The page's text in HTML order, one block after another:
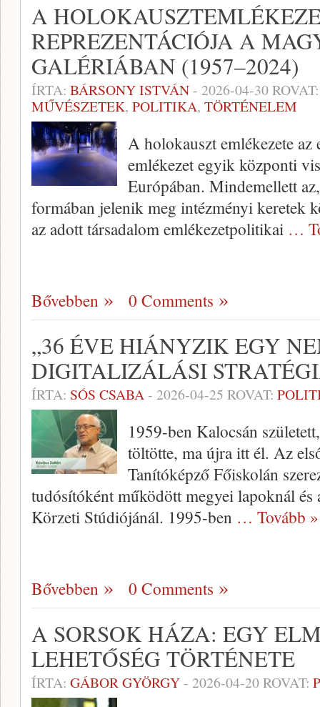
A
REPREZENTÁCIÓJA A
GALÉRIÁBAN (1957–2024)
ÍRTA: BÁRSONY ISTVÁN- 2026-04-30
MŰVÉSZETEK, POLITIKA, TÖRTÉNELEM
A holokauszt emlékezete
emlékezet egyik központi
Európában. Mindemellett
formában jelenik meg intézményi keretek
az adott társadalom emlékezetpolitikai …
Bővebben 0 Comments
„36 ÉVE HIÁNYZIK EGY
DIGITALIZÁLÁSI
ÍRTA: SÓS CSABA- 2026-04-25 ROVAT:
1959-ben Kalocsán
töltötte, ma újra itt él. Az
Tanítóképző Főiskolán
tudósítóként működött megyei lapoknál és
Körzeti Stúdiójánál. 1995-ben … Tovább »
Bővebben 0 Comments
A SORSOK HÁZA: EGY
LEHETŐSÉG TÖRTÉNETE
ÍRTA: GÁBOR GYÖRGY- 2026-04-20ROVAT: